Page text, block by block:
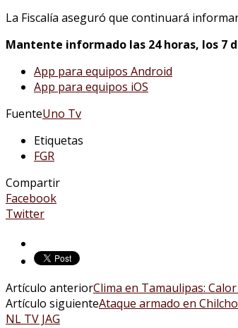
La Fiscalía aseguró que continuará
Mantente informado las 24 horas, los 7
App para equipos Android
App para equipos iOS
FuenteUno Tv
Etiquetas
FGR
Compartir
Facebook
Twitter
Artículo anteriorClima en Tamaulipas:
Artículo siguienteAtaque armado en
NL TV JAG